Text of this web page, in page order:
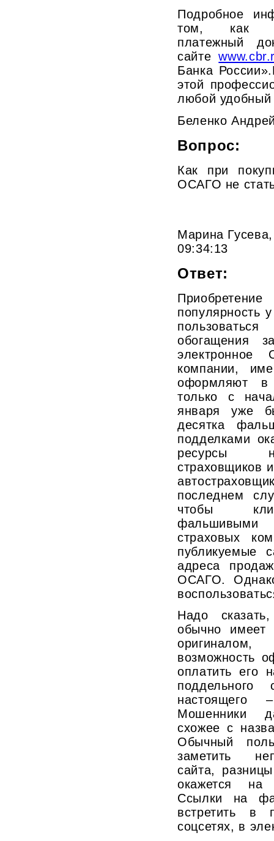
Подробное
том, как
платежный
сайте
Банка
этой
любой
Беленко
Вопрос:
Как при
ОСАГО не
Марина
09:34:13
Ответ:
популярность
обогащения
компании,
оформляют в
только с
января уже
десятка
подделками
ресурсы
страховщиков
последнем
чтобы
страховых
публикуемые
адреса
ОСАГО.
Надо
обычно имеет
оригиналом,
возможность
оплатить его
поддельного
настоящего
Мошенники
схожее с
Обычный
заметить
сайта,
окажется на
Ссылки на
встретить в
соцсетях, в